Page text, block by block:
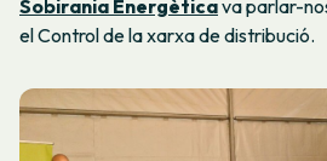
Sobirania Energèticava parlar-
el Control de la xarxa de distribució.